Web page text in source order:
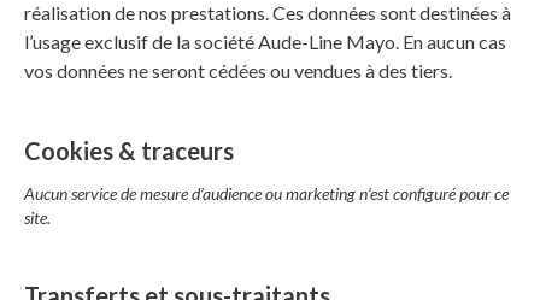
réalisation de nos prestations. Ces données sont destinées à
l’usage exclusif de la sociétéAude-Line Mayo. En aucun cas
vos données ne seront cédées ou vendues à des tiers.
Cookies & traceurs
Aucun service de mesure d’audience ou marketing n’est configuré pour ce
site.